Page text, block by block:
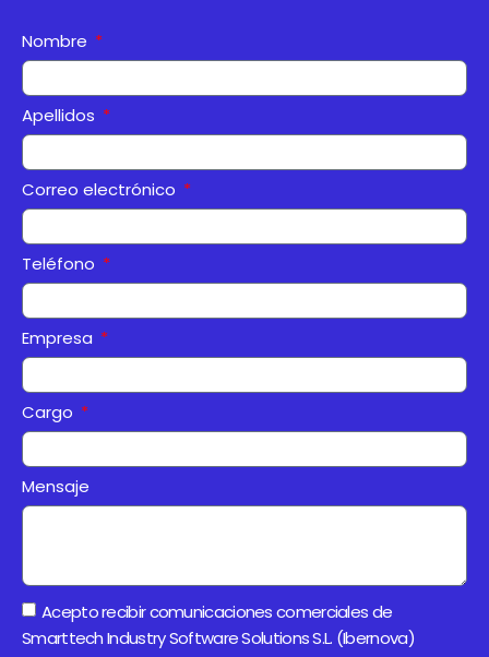
Nombre
Apellidos
Correo electrónico
Teléfono
Empresa
Cargo
Mensaje
Acepto recibir comunicaciones comerciales de
Smarttech Industry Software Solutions S.L. (Ibernova)